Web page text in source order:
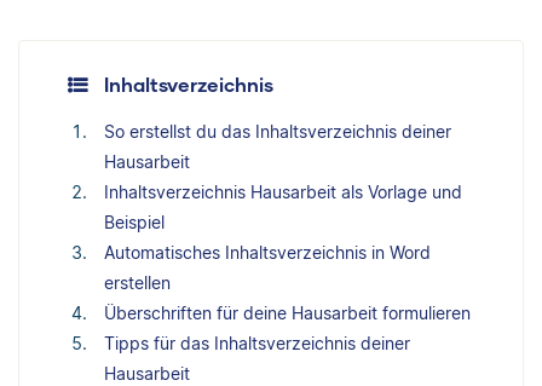
Inhaltsverzeichnis
So erstellst du das Inhaltsverzeichnis deiner
Hausarbeit
Inhaltsverzeichnis Hausarbeit als Vorlage und
Beispiel
Automatisches Inhaltsverzeichnis in Word
erstellen
Überschriften für deine Hausarbeit formulieren
Tipps für das Inhaltsverzeichnis deiner
Hausarbeit